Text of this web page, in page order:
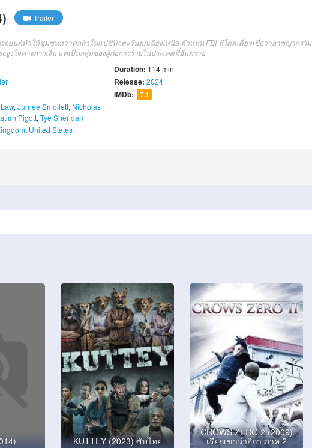
Trailer
ถยนต์ทําให้ชุมชนหวาดกลัวในแปซิฟิกตะวันตกเฉียงเหนือ ตัวแทน FBI ที่โดดเดี่ยวเชื่อว่าอาชญากรรม
งใจทางการเงิน แต่เป็นกลุ่มของผู้ก่อการร้ายในประเทศที่อันตราย
, Jurnee Smollett, Nicholas
Pigott, Tye Sheridan
, United States
Duration: 114 min
Release:2024
IMDb: 7.1
KUTTEY (2023) ซับไทย
CROWS ZERO 2 (2009)
เรียกเขาว่าอีกา ภาค 2